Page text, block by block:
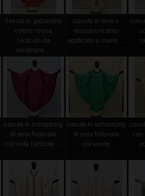
casula in gabardine
colore rossa
(articolo da
riordinare ...
casula in lana e
viscosa ricamo
applicato a mano ...
casula in schantung
di seta foderata
col.viola (articolo ...
casula in schantung
di seta foderata
col.verde
con